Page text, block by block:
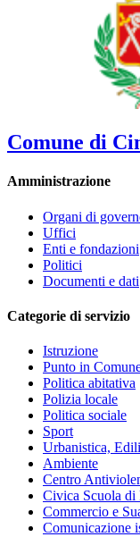
Comune di
Amministrazione
Organi di
Uffici
Enti e fondazioni
Politici
Documenti e dati
Categorie di servizio
Istruzione
Punto in
Politica abitativa
Polizia locale
Politica sociale
Sport
Urbanistica,
Ambiente
Centro
Civica Scuola di
Commercio e
Comunicazione